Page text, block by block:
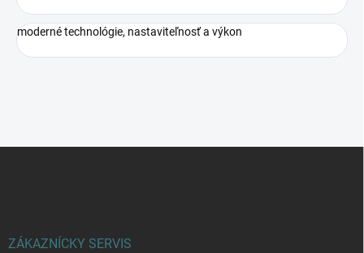
moderné technológie, nastaviteľnosť a výkon
ZÁKAZNÍCKY SERVIS